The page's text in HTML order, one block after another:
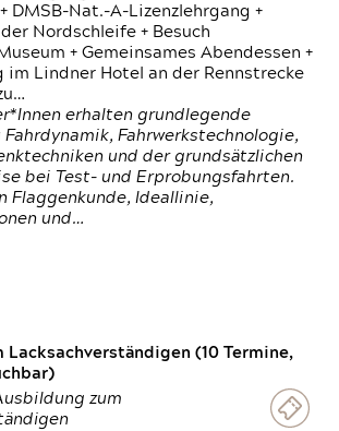
DMSB-Nat.-A-Lizenzlehrgang +
der Nordschleife + Besuch
+ Gemeinsames Abendessen +
im Lindner Hotel an der Rennstrecke
erhalten grundlegende
Fahrdynamik, Fahrwerkstechnologie,
und der grundsätzlichen
bei Test- und Erprobungsfahrten.
Flaggenkunde, Ideallinie,
und…
Lacksachverständigen (10 Termine,
zum